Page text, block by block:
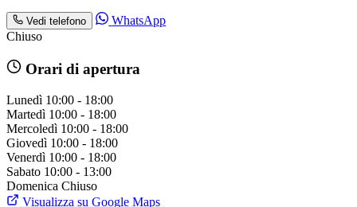
Vedi telefono
WhatsApp
Chiuso
Orari di apertura
Lunedì 10:00 - 18:00
Martedì 10:00 - 18:00
Mercoledì 10:00 - 18:00
Giovedì 10:00 - 18:00
Venerdì 10:00 - 18:00
Sabato 10:00 - 13:00
Domenica Chiuso
Visualizza su Google Maps